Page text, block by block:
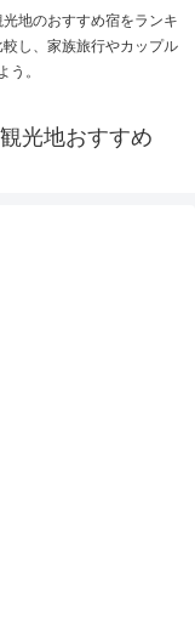
地のおすすめ宿をランキ
し、家族旅行やカップル
う。
光地おすすめ